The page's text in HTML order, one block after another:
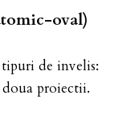
oval)
de invelis:
proiectii.